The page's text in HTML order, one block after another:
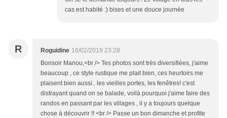
cas est habité :) bises et une douce journée
R Roguidine 16/02/2019 23:28
Bonsoir Manou,<br /> Tes photos sont très diversifiées, j'aime
beaucoup , ce style rustique me plait bien, ces heurtoirs me
plaisent bien aussi.. les vieilles portes, les fenêtres! c'est
distrayant quand on se balade, voilà pourquoi j'aime faire des
randos en passant par les villages , il y a toujours quelque
chose à découvrir !! <br /> Passe un bon dimanche et profite